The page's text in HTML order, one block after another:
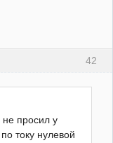
42
просил у
току нулевой